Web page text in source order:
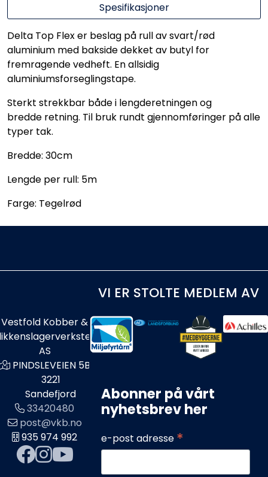
Spesifikasjoner
Delta Top Flex er beslag på rull av svart/rød
aluminium med bakside dekket av butyl for
fremragende vedheft. En allsidig
aluminiumsforseglingstape.
Sterkt strekkbar både i lengderetningen og
bredde retning. Til bruk rundt gjennomføringer på alle
typer tak.
Bredde: 30cm
Lengde per rull: 5m
Farge: Tegelrød
VI ER STOLTE MEDLEM AV
Vestfold Kobber &
AS
PINDSLEVEIEN 5B
3221
Sandefjord
33420480
post@vkb.no
935 974 992
Abonner på vårt
nyhetsbrev her
e-post adresse *